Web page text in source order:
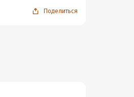
Поделиться